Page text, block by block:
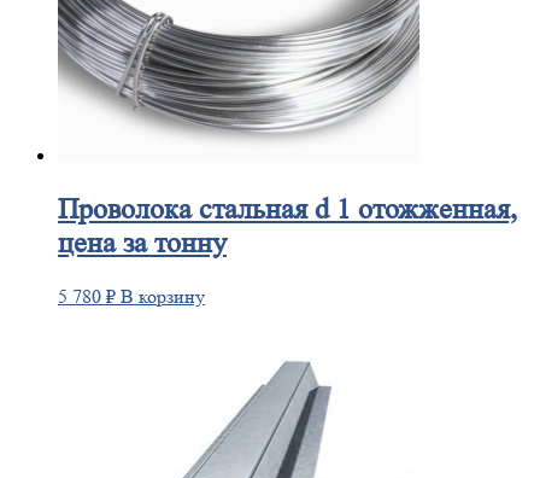
Проволокастальная d 1 отожженная,
цена за тонну
5 780 ₽ В корзину